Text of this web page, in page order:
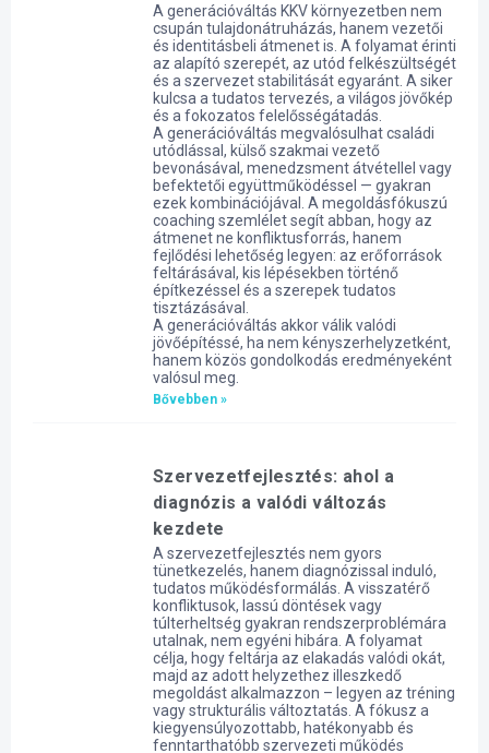
A generációváltás KKV környezetben nem
csupán tulajdonátruházás, hanem vezetői
és identitásbeli átmenet is. A folyamat érinti
az alapító szerepét, az utód felkészültségét
és a szervezet stabilitását egyaránt. A siker
kulcsa a tudatos tervezés, a világos jövőkép
és a fokozatos felelősségátadás.
A generációváltás megvalósulhat családi
utódlással, külső szakmai vezető
bevonásával, menedzsment átvétellel vagy
befektetői együttműködéssel — gyakran
ezek kombinációjával. A megoldásfókuszú
coaching szemlélet segít abban, hogy az
átmenet ne konfliktusforrás, hanem
fejlődési lehetőség legyen: az erőforrások
feltárásával, kis lépésekben történő
építkezéssel és a szerepek tudatos
tisztázásával.
A generációváltás akkor válik valódi
jövőépítéssé, ha nem kényszerhelyzetként,
hanem közös gondolkodás eredményeként
valósul meg.
Bővebben »
Szervezetfejlesztés: ahol a
diagnózis a valódi változás
kezdete
A szervezetfejlesztés nem gyors
tünetkezelés, hanem diagnózissal induló,
tudatos működésformálás. A visszatérő
konfliktusok, lassú döntések vagy
túlterheltség gyakran rendszerproblémára
utalnak, nem egyéni hibára. A folyamat
célja, hogy feltárja az elakadás valódi okát,
majd az adott helyzethez illeszkedő
megoldást alkalmazzon – legyen az tréning
vagy strukturális változtatás. A fókusz a
kiegyensúlyozottabb, hatékonyabb és
fenntarthatóbb szervezeti működés